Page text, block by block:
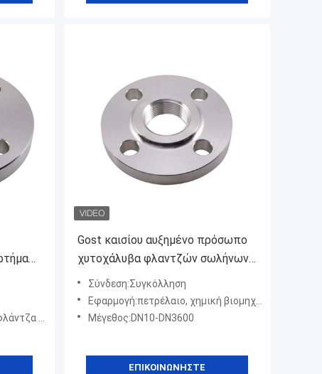
σωλήνων
Gost καισίου αυξημένο πρόσωπο
χυτοχάλυβα φλαντζών σωλήνων
CL 300 περασμένο κλωστή
Σύνδεση:Συγκόλληση
Εφαρμογή:πετρέλαιο, χημική βιομηχανία
Μέγεθος:DN10-DN3600
ΕΠΙΚΟΙΝΩΝΉΣΤΕ